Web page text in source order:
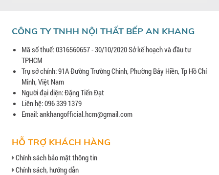
CÔNG TY TNHH NỘI THẤT BẾP AN KHANG
Mã số thuế: 0316560657 - 30/10/2020 Sở kế hoạch và đầu tư
TPHCM
Trụ sở chính: 91A Đường Trường Chinh, Phường Bảy Hiền, Tp Hồ Chí
Minh, Việt Nam
Người đại diện: Đặng Tiến Đạt
Liên hệ: 096 339 1379
Email: ankhangofficial.hcm@gmail.com
HỖ TRỢ KHÁCH HÀNG
Chính sách bảo mật thông tin
Chính sách, hướng dẫn